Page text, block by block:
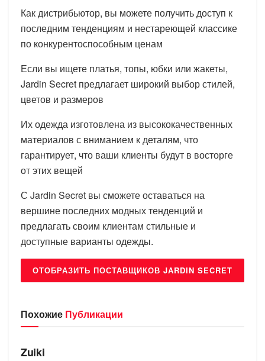
Как дистрибьютор, вы можете получить доступ к
последним тенденциям и нестареющей классике
по конкурентоспособным ценам
Если вы ищете платья, топы, юбки или жакеты,
Jardin Secret предлагает широкий выбор стилей,
цветов и размеров
Их одежда изготовлена из высококачественных
материалов с вниманием к деталям, что
гарантирует, что ваши клиенты будут в восторге
от этих вещей
С Jardin Secret вы сможете оставаться на
вершине последних модных тенденций и
предлагать своим клиентам стильные и
доступные варианты одежды.
ОТОБРАЗИТЬ ПОСТАВЩИКОВ JARDIN SECRET
Похожие Публикации
БРЕНДЫ
Zuiki